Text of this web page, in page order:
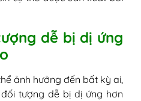
dễ bị dị ứng
ảnh hưởng đến bất kỳ ai,
tượng dễ bị dị ứng hơn